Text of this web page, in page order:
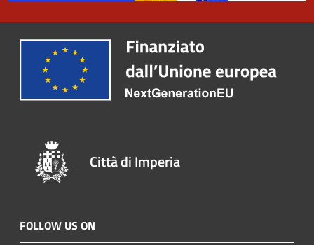
Città di Imperia
FOLLOW US ON